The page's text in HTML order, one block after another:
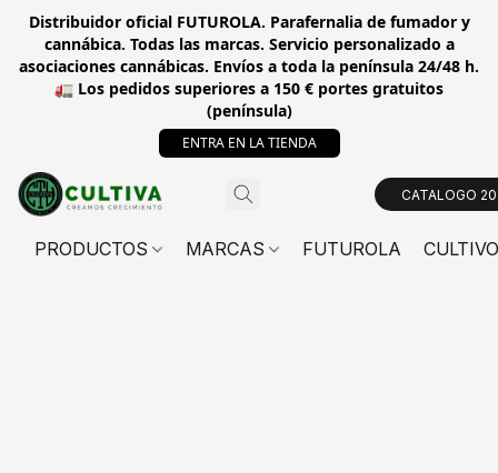
Distribuidor oficial FUTUROLA. Parafernalia de fumador y
cannábica. Todas las marcas. Servicio personalizado a
asociaciones cannábicas. Envíos a toda la península 24/48 h.
🚛 Los pedidos superiores a 150 € portes gratuitos
(península)
ENTRA EN LA TIENDA
CATALOGO
PRODUCTOS MARCAS FUTUROLA